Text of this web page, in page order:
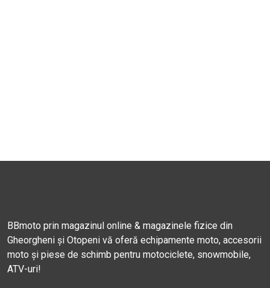
BBmoto prin magazinul online & magazinele fizice din
Gheorgheni și Otopeni vă oferă echipamente moto, accesorii
moto și piese de schimb pentru motociclete, snowmobile,
ATV-uri!